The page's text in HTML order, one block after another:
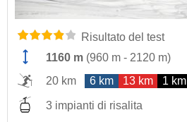
Risultato del test
1160 m (960 m - 2120 m)
20 km
6 km 13 km 1 km
3 impianti di risalita